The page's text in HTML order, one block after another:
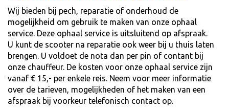
Wij bieden bij pech, reparatie of onderhoud de
mogelijkheid om gebruik te maken van onze ophaal
service. Deze ophaal service is uitsluitend op afspraak.
U kunt de scooter na reparatie ook weer bij u thuis laten
brengen. U voldoet de nota dan per pin of contant bij
onze chauffeur. De kosten voor onze ophaal service zijn
vanaf € 15,- per enkele reis. Neem voor meer informatie
over de tarieven, mogelijkheden of het maken van een
afspraak bij voorkeur telefonisch contact op.